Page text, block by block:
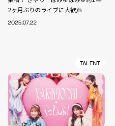
2ヶ月ぶりのライブに大歓声
2025.07.22
TALENT